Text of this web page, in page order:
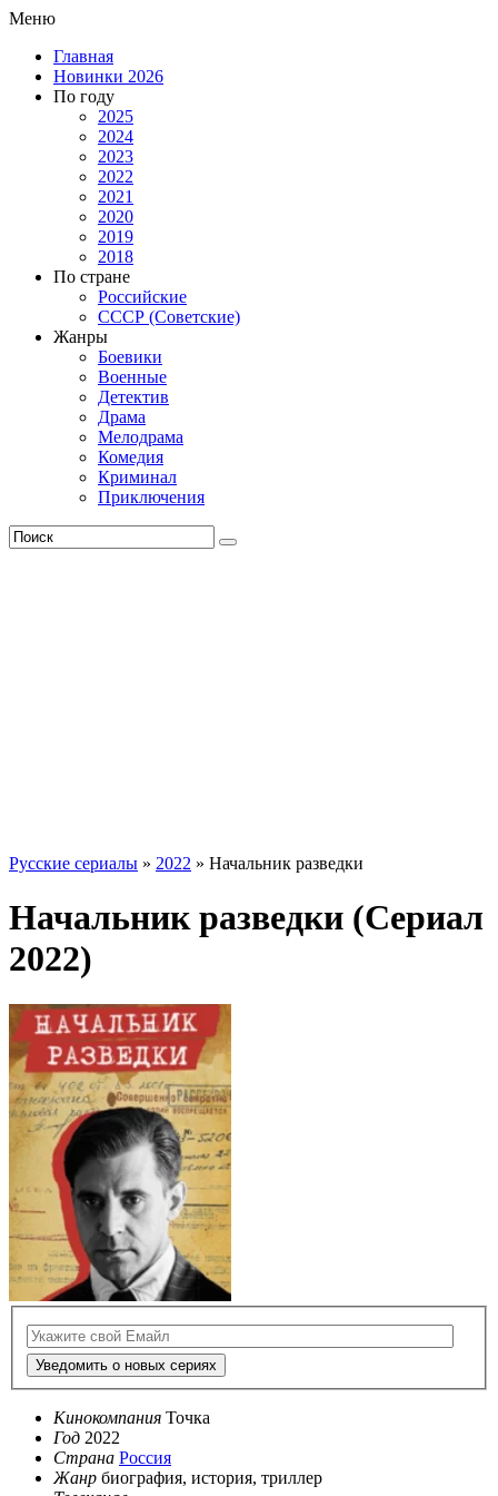
Меню
Главная
Новинки 2026
По году
2025
2024
2023
2022
2021
2020
2019
2018
По стране
Российские
СССР (Советские)
Жанры
Боевики
Военные
Детектив
Драма
Мелодрама
Комедия
Криминал
Приключения
Русские сериалы » 2022 » Начальник разведки
Начальник разведки (Сериал
2022)
Уведомить о новых сериях
Кинокомпания Точка
Год 2022
Страна Россия
Жанр биография, история, триллер